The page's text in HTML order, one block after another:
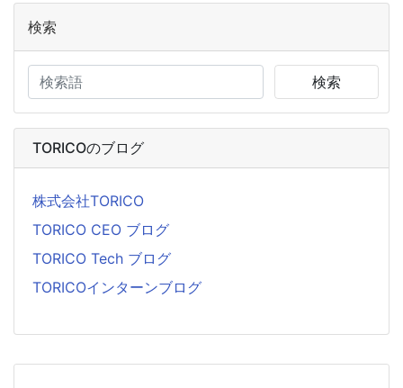
検索
検索
TORICOのブログ
株式会社TORICO
TORICO CEO ブログ
TORICO Tech ブログ
TORICOインターンブログ